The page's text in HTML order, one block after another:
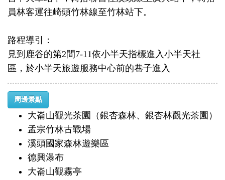
員林客運往崎頭竹林線至竹林站下。
路程導引：
見到鹿谷的第2間7-11依小半天指標進入小半天社
區，於小半天旅遊服務中心前的巷子進入
周邊景點
大崙山觀光茶園（銀杏森林、銀杏林觀光茶園）
孟宗竹林古戰場
溪頭國家森林遊樂區
德興瀑布
大崙山觀霧亭